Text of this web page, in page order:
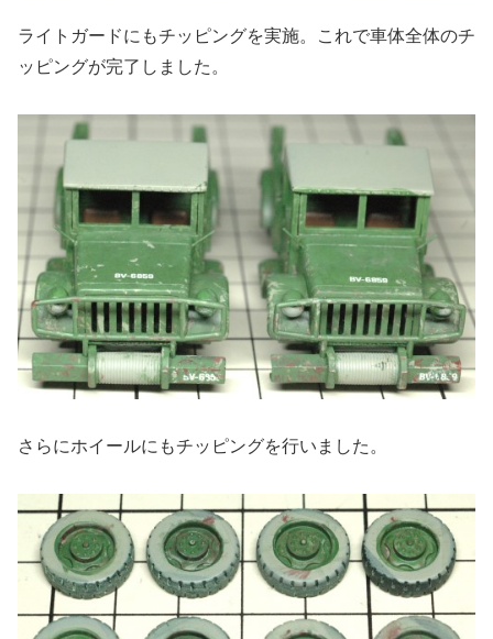
ライトガードにもチッピングを実施。これで車体全体のチ
ッピングが完了しました。
さらにホイールにもチッピングを行いました。